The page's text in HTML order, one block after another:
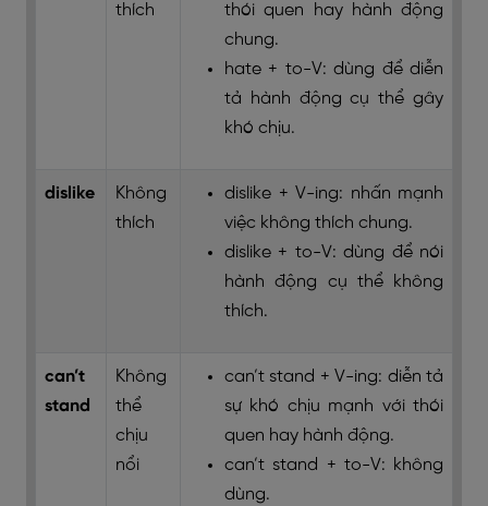
thích
thói quen hay hành động
chung.
hate + to-V: dùng để diễn
tả hành động cụ thể gây
khó chịu.
dislike
Không
thích
dislike + V-ing: nhấn mạnh
việc không thích chung.
dislike + to-V: dùng để nói
hành động cụ thể không
thích.
can’t
stand
Không
thể
chịu
nổi
can’t stand + V-ing: diễn tả
sự khó chịu mạnh với thói
quen hay hành động.
can’t stand + to-V: không
dùng.